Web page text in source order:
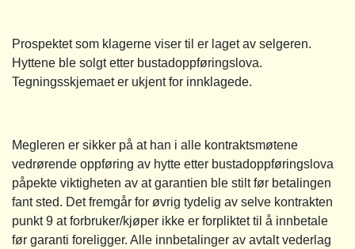
Prospektet som klagerne viser til er laget av selgeren.
Hyttene ble solgt etter bustadoppføringslova.
Tegningsskjemaet er ukjent for innklagede.
Megleren er sikker på at han i alle kontraktsmøtene
vedrørende oppføring av hytte etter bustadoppføringslova
påpekte viktigheten av at garantien ble stilt før betalingen
fant sted. Det fremgår for øvrig tydelig av selve kontrakten
punkt 9 at forbruker/kjøper ikke er forpliktet til å innbetale
før garanti foreligger. Alle innbetalinger av avtalt vederlag